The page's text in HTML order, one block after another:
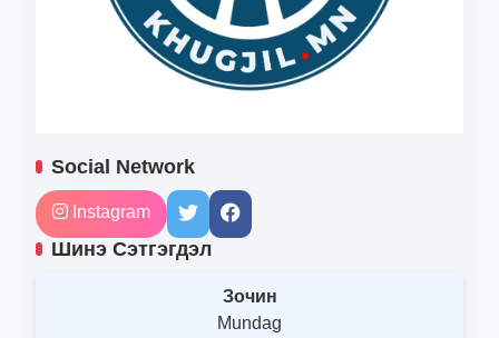
Social Network
Instagram
Шинэ Сэтгэгдэл
Зочин
Mundag